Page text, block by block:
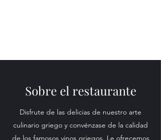
Sobre el restaurante
Disfrute de las delicias de nuestro arte
culinario griego y convénzase de la calidad
de los famosos vinos griegos. Le ofrecemos